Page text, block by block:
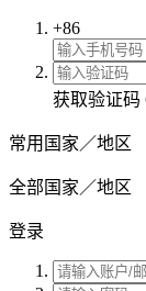
+86
获取验证码
常用国家／地区
全部国家／地区
登录